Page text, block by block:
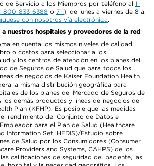
de Servicio a los Miembros por teléfono al 1-
800-833-6388 o 711), de lunes a viernes de 8 a.
con nosotros vía electrónica.
a nuestros hospitales y proveedores de la red
en cuenta los mismos niveles de calidad,
o costos para seleccionar a los
y los centros de atención en los planes del
de Seguros de Salud que para todos los
de negocios de Kaiser Foundation Health
la misma distribución geográfica para
de los planes del Mercado de Seguros de
los demás productos y líneas de negocios de
Plan (KFHP). Es posible que las medidas
rendimiento del Conjunto de Datos e
para el Plan de Salud (Healthcare
Information Set, HEDIS)/Estudio sobre
de Salud por los Consumidores (Consumer
Providers and Systems, CAHPS) de los
calificaciones de seguridad del paciente, las